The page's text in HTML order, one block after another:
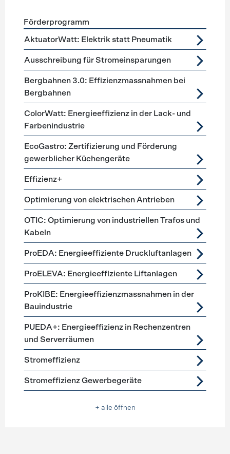
Förderprogramme Prozesstechnik
Förderprogramm
AktuatorWatt: Elektrik statt Pneumatik
Ausschreibung für Stromeinsparungen
Bergbahnen 3.0: Effizienzmassnahmen bei
Bergbahnen
ColorWatt: Energieeffizienz in der Lack- und
Farbenindustrie
EcoGastro: Zertifizierung und Förderung
gewerblicher Küchengeräte
Effizienz+
Optimierung von elektrischen Antrieben
OTIC: Optimierung von industriellen Trafos und
Kabeln
ProEDA: Energieeffiziente Druckluftanlagen
ProELEVA: Energieeffiziente Liftanlagen
ProKIBE: Energieeffizienzmassnahmen in der
Bauindustrie
PUEDA+: Energieeffizienz in Rechenzentren
und Serverräumen
Stromeffizienz
Stromeffizienz Gewerbegeräte
+ alle öffnen